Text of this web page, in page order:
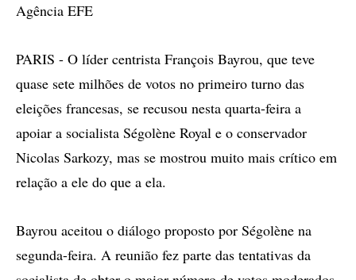
Agência EFE
PARIS - O líder centrista François Bayrou, que teve
quase sete milhões de votos no primeiro turno das
eleições francesas, se recusou nesta quarta-feira a
apoiar a socialista Ségolène Royal e o conservador
Nicolas Sarkozy, mas se mostrou muito mais crítico em
relação a ele do que a ela.
Bayrou aceitou o diálogo proposto por Ségolène na
segunda-feira. A reunião fez parte das tentativas da